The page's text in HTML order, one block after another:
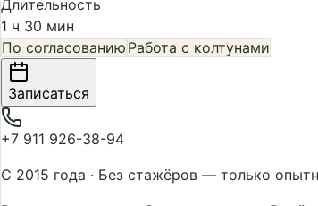
Длительность
1 ч 30 мин
По согласованию Работа с колтунами
Записаться
+7 911 926-38-94
С 2015 года · Без стажёров — только